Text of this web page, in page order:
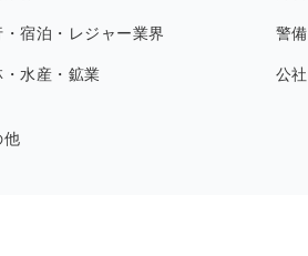
・宿泊・レジャー業界 警
・水産・鉱業 公
他